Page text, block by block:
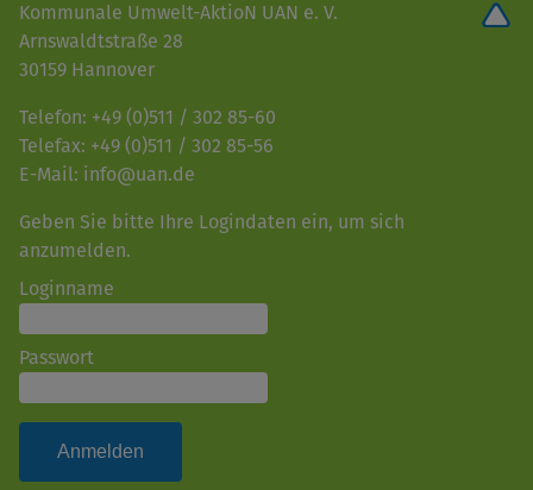
Kommunale Umwelt-AktioN UAN e. V.
Arnswaldtstraße 28
30159 Hannover
Telefon: +49 (0)511 / 302 85-60
Telefax: +49 (0)511 / 302 85-56
E-Mail: info@uan.de
Geben Sie bitte Ihre Logindaten ein, um sich
anzumelden.
Loginname
Passwort